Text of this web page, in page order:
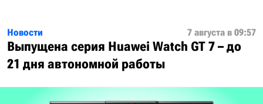
Новости 7 августа в 09:57
Выпущена серия Huawei Watch GT 7 – до
21 дня автономной работы